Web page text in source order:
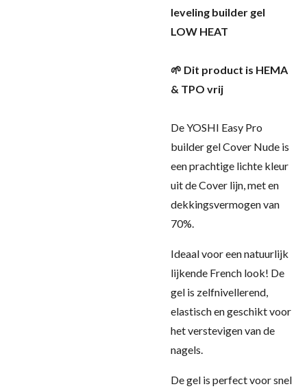
leveling builder gel
LOW HEAT
🌱 Dit product is HEMA
& TPO vrij
De YOSHI Easy Pro
builder gel Cover Nude is
een prachtige lichte kleur
uit de Cover lijn, met en
dekkingsvermogen van
70%.
Ideaal voor een natuurlijk
lijkende French look! De
gel is zelfnivellerend,
elastisch en geschikt voor
het verstevigen van de
nagels.
De gel is perfect voor snel